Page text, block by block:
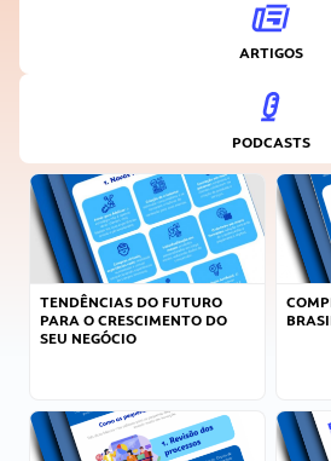
ARTIGOS
PODCASTS
TENDÊNCIAS DO FUTURO
PARA O CRESCIMENTO DO
SEU NEGÓCIO